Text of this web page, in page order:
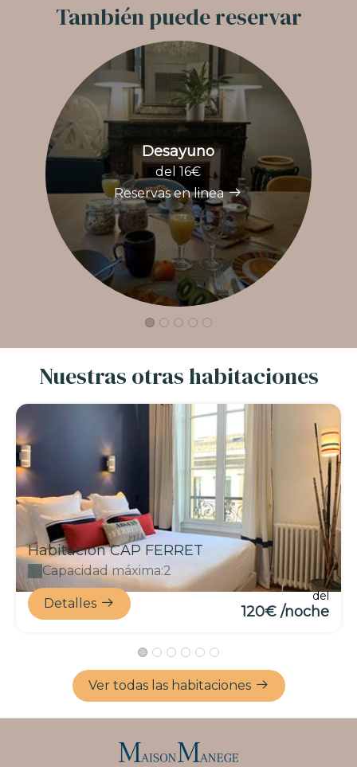
También puede reservar
Desayuno
del 16€
Reservas en linea
Nuestras otras habitaciones
Habitación CAP FERRET
Capacidad máxima:2
Detalles
del
120€ /noche
Ver todas las habitaciones